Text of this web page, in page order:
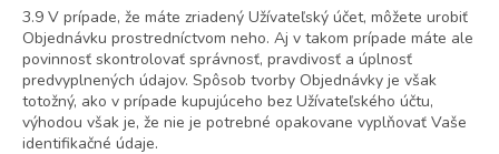
3.9 V prípade, že máte zriadený Užívateľský účet, môžete urobiť
Objednávku prostredníctvom neho. Aj v takom prípade máte ale
povinnosť skontrolovať správnosť, pravdivosť a úplnosť
predvyplnených údajov. Spôsob tvorby Objednávky je však
totožný, ako v prípade kupujúceho bez Užívateľského účtu,
výhodou však je, že nie je potrebné opakovane vyplňovať Vaše
identifikačné údaje.